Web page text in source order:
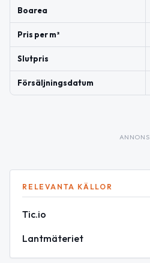
Boarea
Pris per m²
Slutpris
Försäljningsdatum
ANNONS
RELEVANTA KÄLLOR
Tic.io
Lantmäteriet